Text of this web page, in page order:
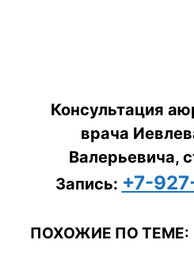
Консультация
врача
Валерьевича,
Запись: +7-
ПОХОЖИЕ ПО ТЕМЕ: